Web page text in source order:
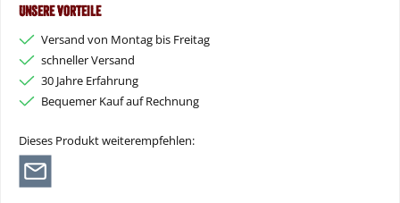
Unsere Vorteile
Versand von Montag bis Freitag
schneller Versand
30 Jahre Erfahrung
Bequemer Kauf auf Rechnung
Dieses Produkt weiterempfehlen: